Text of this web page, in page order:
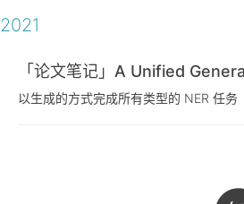
2021
「论文笔记」A Unified
以生成的方式完成所有类型的 NER 任务